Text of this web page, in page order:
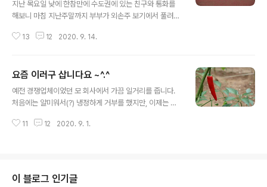
지난 목요일 낮에 한참만에 수도권에 있는 친구와 통화를
해보니 마침 지난주말까지 부부가 외손주 보기에서 풀려나
는 그 소리를 얼마나 반가워하는지 그마음 짐작이 가더군
친구가 지난번부터 77번국도 이야기가 있었고요 저도 여
수에서 고흥으로 연결된 화양대교는 아직... 이번에는 추가
로 순천만 습지 갯벌에 칠면초 구경을 하였으면 하고 부탁
천만전망대쪽으로 잡고 그후 여수 화양대교를 건너 고흥을
13 12 2020. 9. 14.
요즘 이러구 삽니다요 ~^.^
예전 경쟁업체이었던 모 회사에서 가끔 일거리를 줍니다.
처음에는 얄미워서(?) 냉정하게 거부를 했지만, 이제는 모
름의 노하우를 제공하는 일입니다. 일하면 밤을 새우는 버
로 자주 오가는 길이지만.. 그 길을 산책로로 이용하는 건
11 12 2020. 9. 1.
이 블로그 인기글